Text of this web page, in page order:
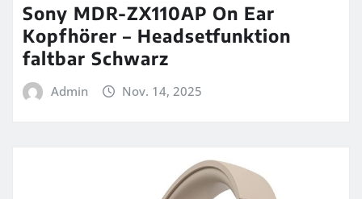
Sony MDR-ZX110AP On Ear
Kopfhörer – Headsetfunktion
faltbar Schwarz
Admin Nov. 14, 2025